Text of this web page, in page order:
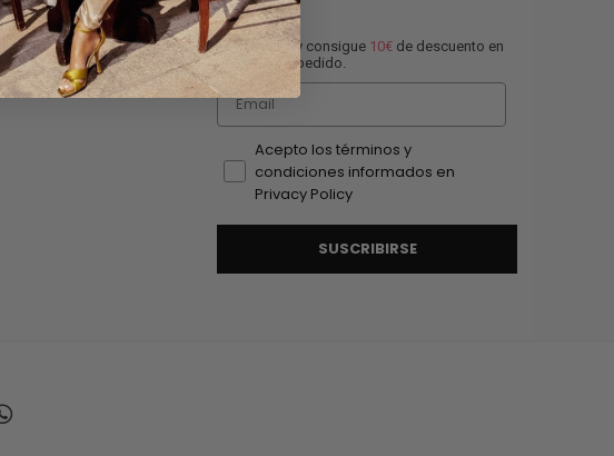
Suscríbete y consigue 10€ de descuento en
tu proxímo pedido.
Email
Acepto los términos y
condiciones informados en
Privacy Policy
SUSCRIBIRSE